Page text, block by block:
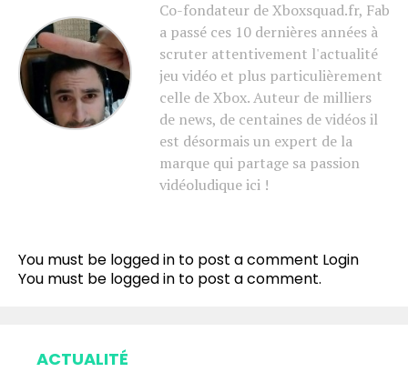
Co-fondateur de Xboxsquad.fr, Fab
a passé ces 10 dernières années à
scruter attentivement l'actualité
jeu vidéo et plus particulièrement
celle de Xbox. Auteur de milliers
de news, de centaines de vidéos il
est désormais un expert de la
marque qui partage sa passion
vidéoludique ici !
You must be logged in to post a comment Login
You must be logged in to post a comment.
ACTUALITÉ